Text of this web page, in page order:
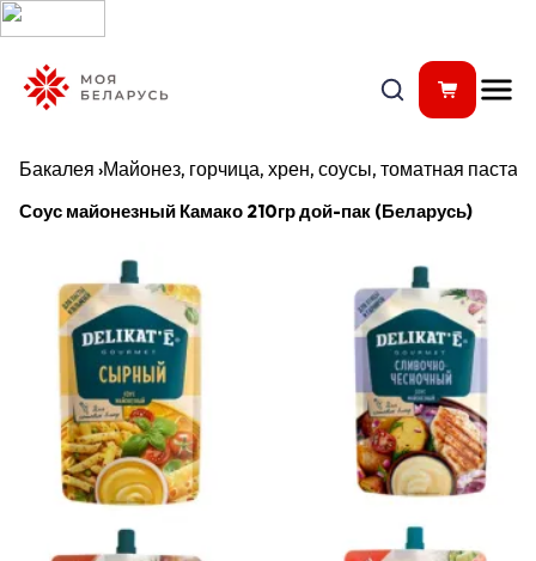
Бакалея ›Майонез, горчица, хрен, соусы, томатная паста
Соус майонезный Камако 210гр дой-пак (Беларусь)